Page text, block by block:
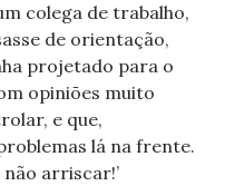
colega de trabalho,
de orientação,
projetado para o
opiniões muito
e que,
lá na frente.
arriscar!’